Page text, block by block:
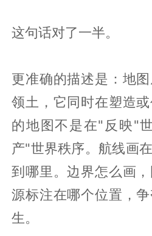
这句话对了一半。
更准确的描述是：地
领土，它同时在塑造
的地图不是在"反映"
产"世界秩序。航线画
到哪里。边界怎么画
源标注在哪个位置，
生。